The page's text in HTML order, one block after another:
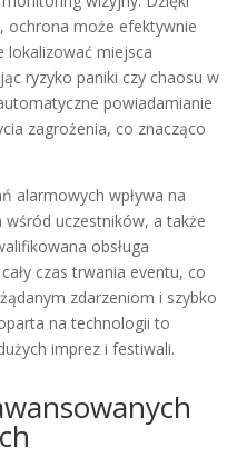
ochrona może efektywnie
lokalizować miejsca
ryzyko paniki czy chaosu w
powiadamianie
zagrożenia, co znacząco
alarmowych wpływa na
wśród uczestników, a także
obsługa
czas trwania eventu, co
zdarzeniom i szybko
na technologii to
imprez i festiwali.